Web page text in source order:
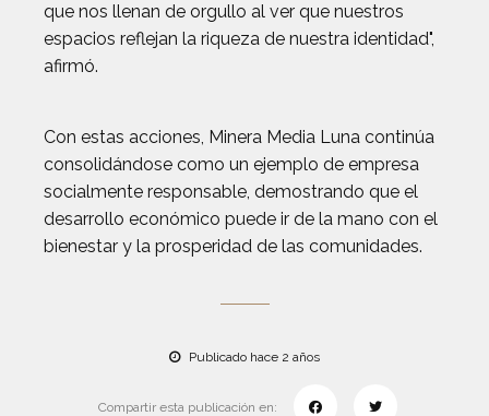
que nos llenan de orgullo al ver que nuestros
espacios reflejan la riqueza de nuestra identidad",
afirmó.
Con estas acciones, Minera Media Luna continúa
consolidándose como un ejemplo de empresa
socialmente responsable, demostrando que el
desarrollo económico puede ir de la mano con el
bienestar y la prosperidad de las comunidades.
Publicado hace 2 años
Compartir esta publicación en: